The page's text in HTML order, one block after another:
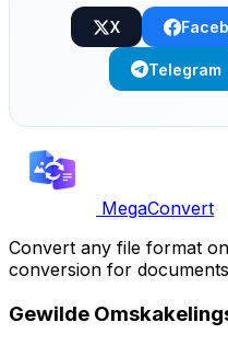
X
Telegram
MegaConvert
Convert any file format
conversion for
Gewilde